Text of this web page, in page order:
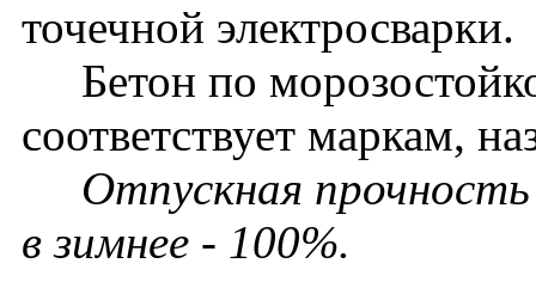
точечной
Бетон по
соответствует маркам,
Отпускная
в зимнее - 100%.